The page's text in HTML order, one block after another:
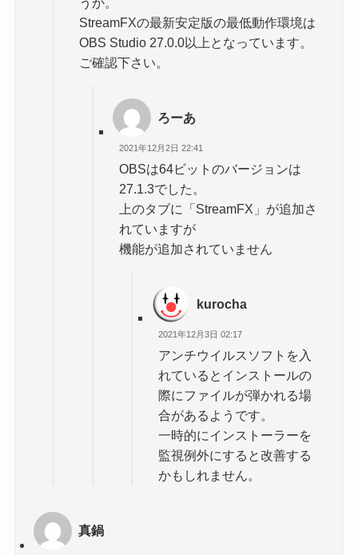
StreamFXの最新安定版の最低動作環境は
OBS Studio 27.0.0以上となっています。
ご確認下さい。
ろーあ
2021年12月2日 22:41
OBSは64ビットのバージョンは
27.1.3でした。
上のタブに「StreamFX」が追加さ
れていますが
機能が追加されていません
kurocha
2021年12月3日 02:17
アンチウイルスソフトを入
れているとインストールの
際にファイルが弾かれる場
合があるようです。
一時的にインストーラーを
監視例外にすると改善する
かもしれません。
真鍋